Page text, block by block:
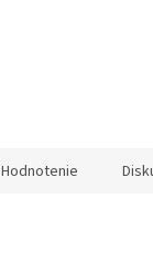
Hodnotenie